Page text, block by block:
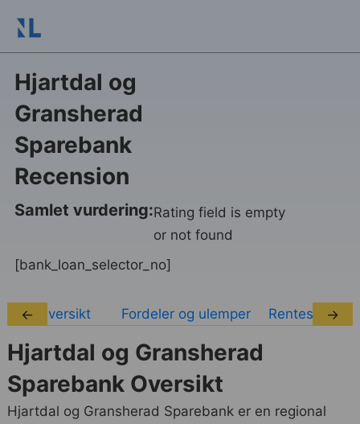
Hjartdal og
Gransherad
Sparebank
Recension
Samlet vurdering:Rating field is empty
or not found
[bank_loan_selector_no]
Oversikt Fordeler og ulemper Rentesatser
← →
Hjartdal og Gransherad
Sparebank Oversikt
Hjartdal og Gransherad Sparebank er en regional